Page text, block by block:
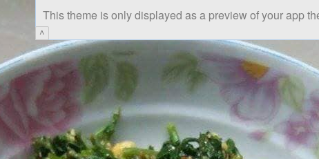
This theme is only displayed as a preview of your app
^